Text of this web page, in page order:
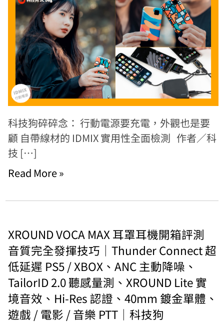
科技狗碎碎念： 行動電源要充電，外觀也是要
顧 自帶線材的 IDMIX 實用性全面檢測 作者／科
技 […]
Read More »
XROUND VOCA MAX 耳罩耳機開箱評測
音質完全發揮技巧｜Thunder Connect 超
低延遲 PS5 / XBOX、ANC 主動降噪、
TailorID 2.0 聽感量測、XROUND Lite 實
境音效、Hi-Res 認證、40mm 鍍金單體、
遊戲 / 電影 / 音樂 PTT｜科技狗